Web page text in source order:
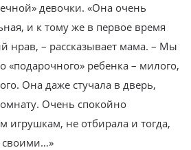
девочки. «Она очень
и к тому же в первое время
нрав, – рассказывает мама. – Мы
ребенка – милого,
Она даже стучала в дверь,
Очень спокойно
игрушкам, не отбирала и тогда,
своими…»